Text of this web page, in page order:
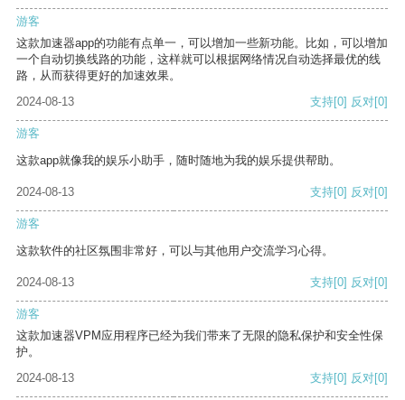
游客
这款加速器app的功能有点单一，可以增加一些新功能。比如，可以增加
一个自动切换线路的功能，这样就可以根据网络情况自动选择最优的线
路，从而获得更好的加速效果。
2024-08-13
支持[0] 反对[0]
游客
这款app就像我的娱乐小助手，随时随地为我的娱乐提供帮助。
2024-08-13 支持[0] 反对[0]
游客
这款软件的社区氛围非常好，可以与其他用户交流学习心得。
2024-08-13 支持[0] 反对[0]
游客
这款加速器VPM应用程序已经为我们带来了无限的隐私保护和安全性保
护。
2024-08-13
支持[0] 反对[0]